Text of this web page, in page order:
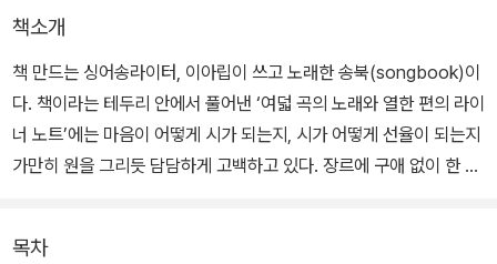
책소개
책 만드는 싱어송라이터, 이아립이 쓰고 노래한 송북(songbook)이
다. 책이라는 테두리 안에서 풀어낸 ‘여덟 곡의 노래와 열한 편의 라이
너 노트’에는 마음이 어떻게 시가 되는지, 시가 어떻게 선율이 되는지
가만히 원을 그리듯 담담하게 고백하고 있다. 장르에 구애 없이 한 작
“만약 이아립의 노래가 ‘듣는’ 것이 아니라 ‘만질’ 수 있는 것이라면
목차